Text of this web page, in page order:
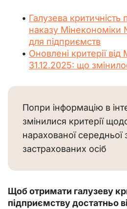
Галузева критичність
наказу Мінекономіки
для підприємств
Оновлені критерії
31.12.2025: що
Попри інформацію в
змінилися критерії
нарахованої середньої
застрахованих осіб
Щоб отримати галузеву
підприємству достатньо